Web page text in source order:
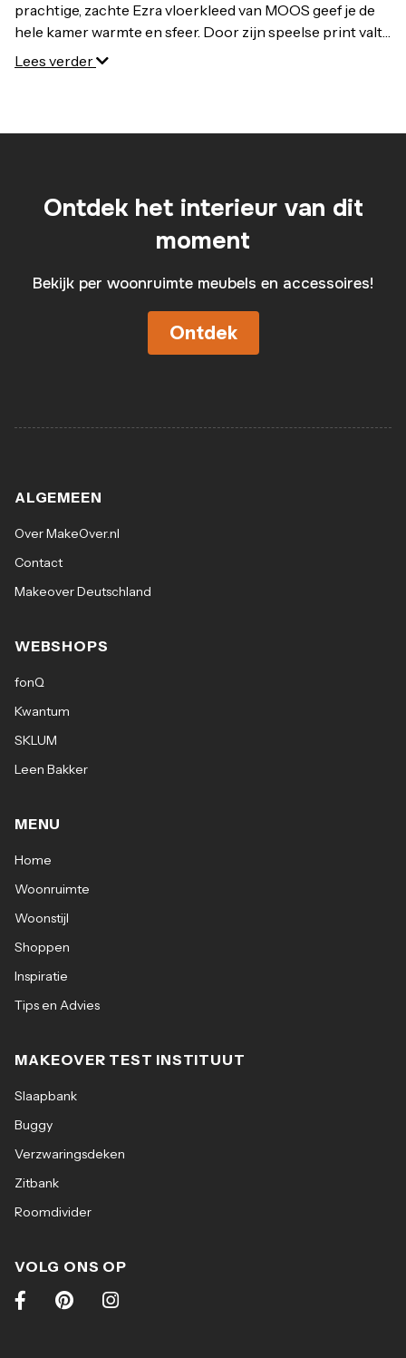
prachtige, zachte Ezra vloerkleed van MOOS geef je de
hele kamer warmte en sfeer. Door zijn speelse print valt
hij goed op. Mooi hè? Bestel MOOS Ezra Vloerkleed 160
Lees verder
Ontdek het interieur van dit
moment
Bekijk per woonruimte meubels en accessoires!
Ontdek
ALGEMEEN
Over MakeOver.nl
Contact
Makeover Deutschland
WEBSHOPS
fonQ
Kwantum
SKLUM
Leen Bakker
MENU
Home
Woonruimte
Woonstijl
Shoppen
Inspiratie
Tips en Advies
MAKEOVER TEST INSTITUUT
Slaapbank
Buggy
Verzwaringsdeken
Zitbank
Roomdivider
VOLG ONS OP